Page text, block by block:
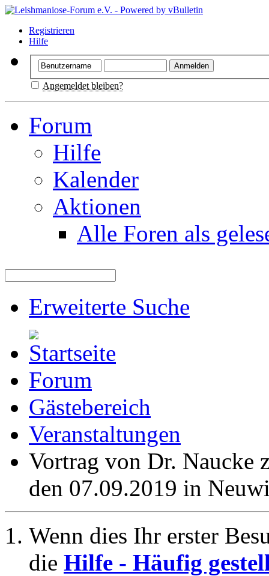
Registrieren
Hilfe
Angemeldet bleiben?
Forum
Hilfe
Kalender
Aktionen
Alle Foren als
Erweiterte Suche
Forum
Gästebereich
Veranstaltungen
Vortrag von Dr. Naucke
den 07.09.2019 in
Wenn dies Ihr erster
die Hilfe - Häufig